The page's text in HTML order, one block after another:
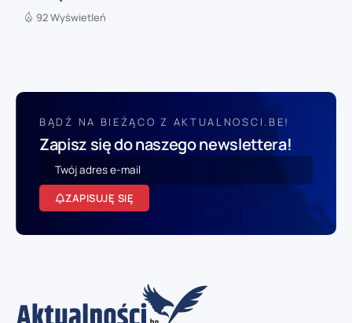
92 Wyświetleń
BĄDŹ NA BIEŻĄCO Z AKTUALNOSCI.BE!
Zapisz się do naszego newslettera!
ZAPISUJĘ SIĘ